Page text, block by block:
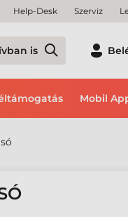
Help-Desk Szerviz
is
Mobil